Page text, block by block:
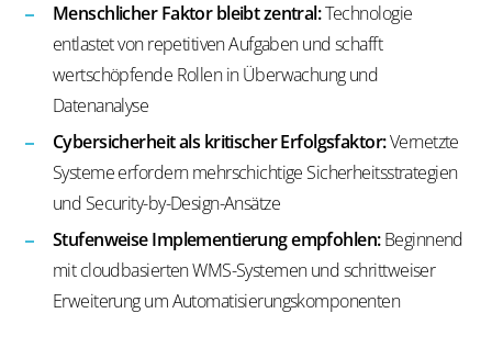
Menschlicher Faktor bleibt zentral:Technologie
entlastet von repetitiven Aufgaben und schafft
wertschöpfende Rollen in Überwachung und
Datenanalyse
Cybersicherheit als kritischer Erfolgsfaktor:Vernetzte
Systeme erfordern mehrschichtige Sicherheitsstrategien
und Security-by-Design-Ansätze
Stufenweise Implementierung empfohlen:Beginnend
mit cloudbasierten WMS-Systemen und schrittweiser
Erweiterung um Automatisierungskomponenten